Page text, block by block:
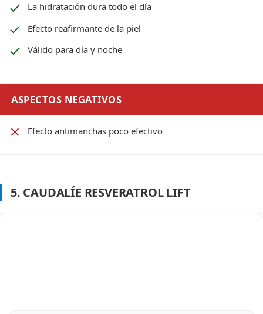
La hidratación dura todo el día
Efecto reafirmante de la piel
Válido para día y noche
ASPECTOS NEGATIVOS
Efecto antimanchas poco efectivo
5. CAUDALÍE RESVERATROL LIFT